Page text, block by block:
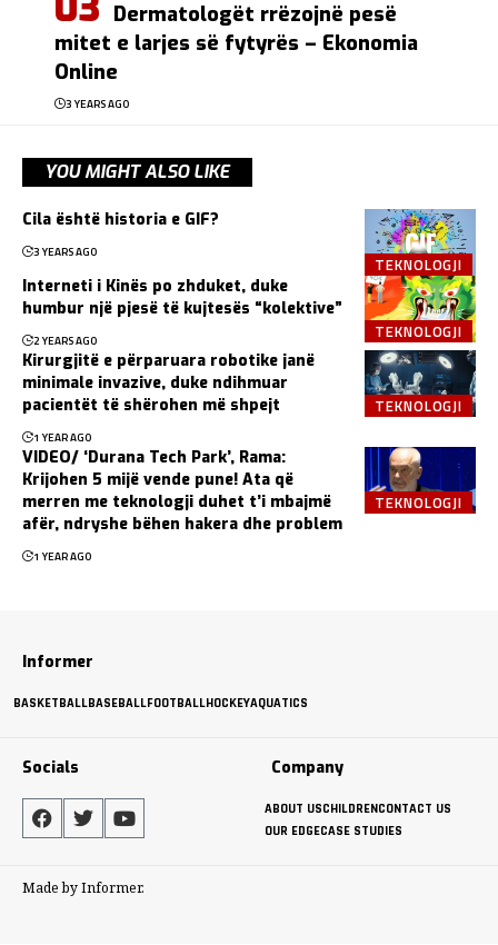
Dermatologët rrëzojnë pesë
mitet e larjes së fytyrës – Ekonomia
Online
3 YEARS AGO
YOU MIGHT ALSO LIKE
TEKNOLOGJI
Cila është historia e GIF?
3 YEARS AGO
TEKNOLOGJI
Interneti i Kinës po zhduket, duke
humbur një pjesë të kujtesës “kolektive”
2 YEARS AGO
TEKNOLOGJI
Kirurgjitë e përparuara robotike janë
minimale invazive, duke ndihmuar
pacientët të shërohen më shpejt
1 YEAR AGO
TEKNOLOGJI
VIDEO/ ‘Durana Tech Park’, Rama:
Krijohen 5 mijë vende pune! Ata që
merren me teknologji duhet t’i mbajmë
afër, ndryshe bëhen hakera dhe problem
1 YEAR AGO
Informer
BASKETBALLBASEBALLFOOTBALLHOCKEYAQUATICS
Socials Company
ABOUT USCHILDRENCONTACT US
OUR EDGECASE STUDIES
Made by Informer.